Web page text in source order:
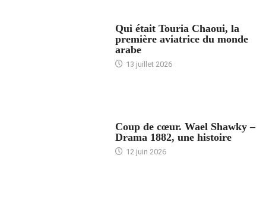
Qui était Touria Chaoui, la
première aviatrice du monde
arabe
13 juillet 2026
Coup de cœur. Wael Shawky –
Drama 1882, une histoire
12 juin 2026